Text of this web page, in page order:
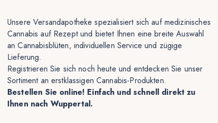
Unsere Versandapotheke spezialisiert sich auf medizinisches
Cannabis auf Rezept und bietet Ihnen eine breite Auswahl
an Cannabisblüten, individuellen Service und zügige
Lieferung.
Registrieren Sie sich noch heute und entdecken Sie unser
Sortiment an erstklassigen Cannabis-Produkten.
Bestellen Sie online! Einfach und schnell direkt zu
Ihnen nach Wuppertal.